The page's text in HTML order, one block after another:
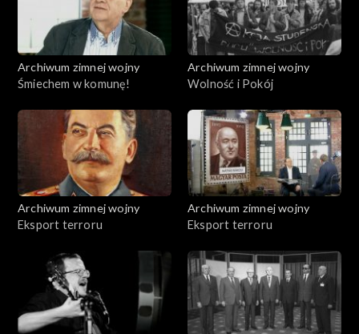
Archiwum zimnej wojny
Śmiechem w komunę!
Archiwum zimnej wojny
Wolność i Pokój
Archiwum zimnej wojny
Eksport terroru
Archiwum zimnej wojny
Eksport terroru